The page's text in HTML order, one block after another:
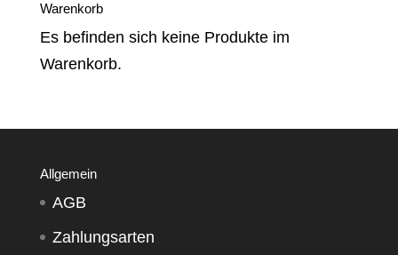
Warenkorb
Es befinden sich keine Produkte im
Warenkorb.
Allgemein
AGB
Zahlungsarten